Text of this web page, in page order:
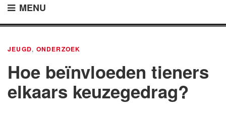
MENU
JEUGD, ONDERZOEK
Hoe beïnvloeden tieners
elkaars keuzegedrag?